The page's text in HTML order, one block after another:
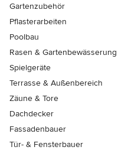
Gartenzubehör
Pflasterarbeiten
Poolbau
Rasen & Gartenbewässerung
Spielgeräte
Terrasse & Außenbereich
Zäune & Tore
Dachdecker
Fassadenbauer
Tür- & Fensterbauer